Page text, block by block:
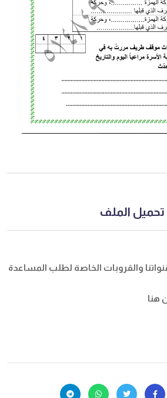
تحميل الملف
قنواتنا والقروبات الخاصة لطلب المساعدة
هنا